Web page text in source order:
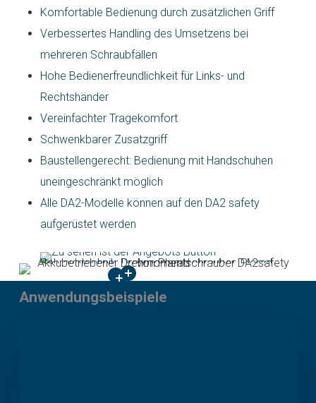
Komfortable Bedienung durch zusätzlichen Griff
Verbessertes Handling des Umsetzens bei
mehreren Schraubfällen
Hohe Bedienerfreundlichkeit für Links- und
Rechtshänder
Vereinfachter Tragekomfort
Schwenkbarer Zusatzgriff
Baustellengerecht: Bedienung mit Handschuhen
uneingeschränkt möglich
Alle DA2-Modelle können auf den DA2 safety
aufgerüstet werden
Anwendungsbeispiele